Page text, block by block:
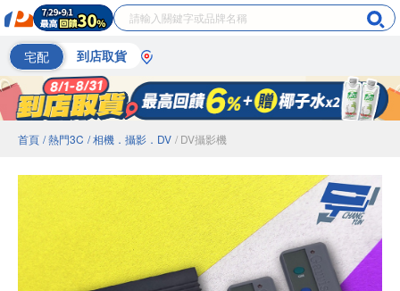
宅配 到店取貨
首頁 / 熱門3C / 相機．攝影．DV / DV攝影機